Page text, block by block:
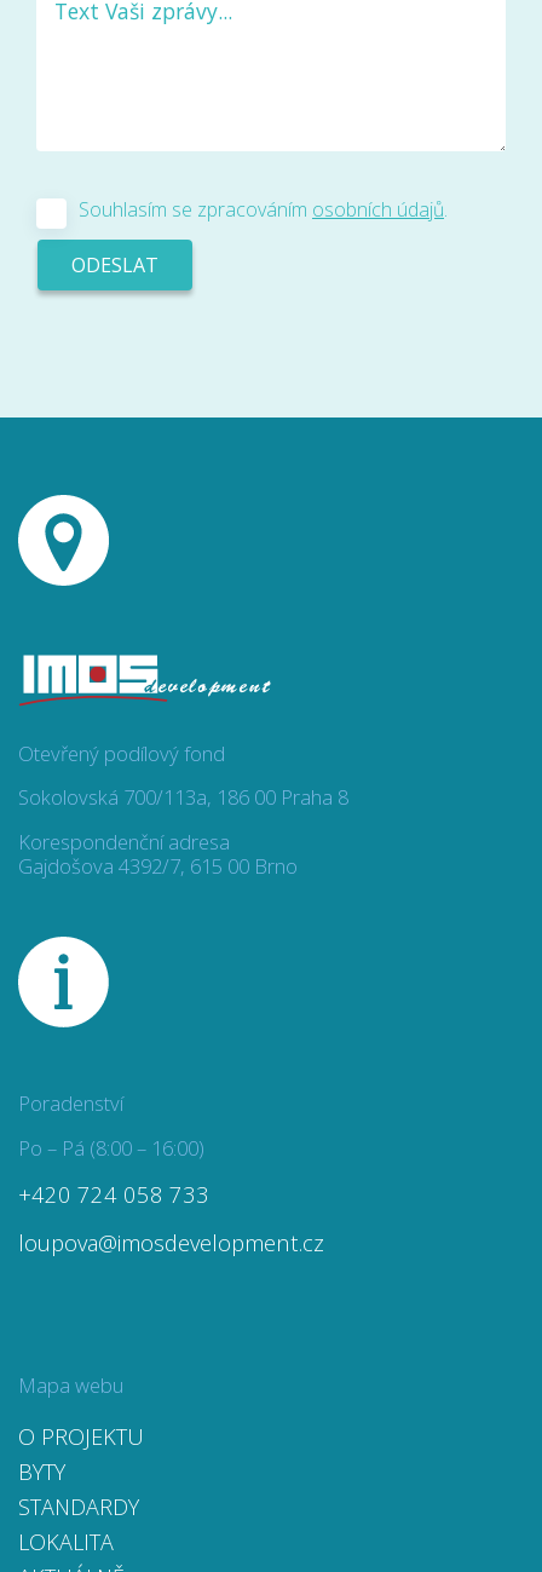
Souhlasím se zpracováním osobních údajů.
Otevřený podílový fond
Sokolovská 700/113a, 186 00 Praha 8
Korespondenční adresa
Gajdošova 4392/7, 615 00 Brno
Poradenství
Po – Pá (8:00 – 16:00)
+420 724 058 733
loupova@imosdevelopment.cz
Mapa webu
O PROJEKTU
BYTY
STANDARDY
LOKALITA